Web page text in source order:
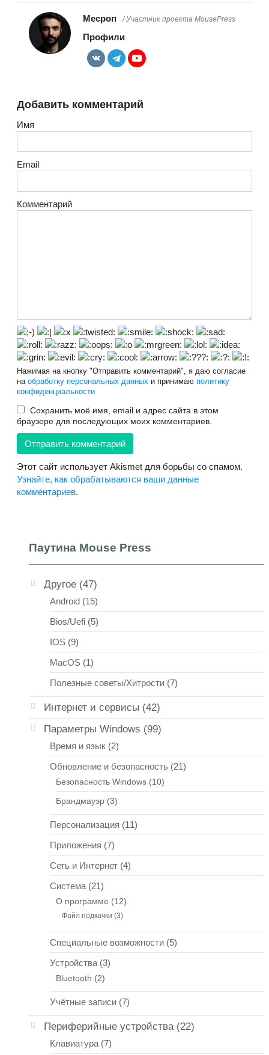
Месроп / Участник проекта MousePress
Профили
Добавить комментарий
Имя
Email
Комментарий
Нажимая на кнопку "Отправить комментарий", я даю согласие
на обработку персональных данных и принимаю политику
конфиденциальности
Сохранить моё имя, email и адрес сайта в этом
браузере для последующих моих комментариев.
Этот сайт использует Akismet для борьбы со спамом.
Узнайте, как обрабатываются ваши данные
комментариев.
Паутина Mouse Press
Другое (47)
Android (15)
Bios/Uefi (5)
IOS (9)
MacOS (1)
Полезные советы/Хитрости (7)
Интернет и сервисы (42)
Параметры Windows (99)
Время и язык (2)
Обновление и безопасность (21)
Безопасность Windows (10)
Брандмауэр (3)
Персонализация (11)
Приложения (7)
Сеть и Интернет (4)
Система (21)
О программе (12)
Файл подкачки (3)
Специальные возможности (5)
Устройства (3)
Bluetooth (2)
Учётные записи (7)
Периферийные устройства(22)
Клавиатура (7)